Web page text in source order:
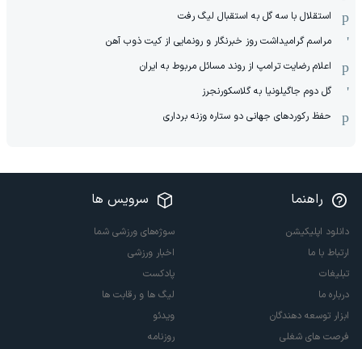
استقلال با سه گل به استقبال لیگ رفت
مراسم گرامیداشت روز خبرنگار و رونمایی از کیت ذوب آهن
اعلام رضایت ترامپ از روند مسائل مربوط به ایران
گل دوم جاگیلونیا به گلاسکورنجرز
حفظ رکوردهای جهانی دو ستاره وزنه برداری
راهنما
دانلود اپلیکیشن
ارتباط با ما
تبلیغات
درباره ما
ابزار توسعه دهندگان
فرصت های شغلی
سرویس ها
سوژه‌های ورزشی شما
اخبار ورزشی
پادکست
لیگ ها و رقابت ها
ویدئو
روزنامه